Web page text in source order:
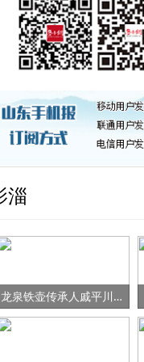
淄
龙泉铁壶传承人戚平川的“守艺”之路